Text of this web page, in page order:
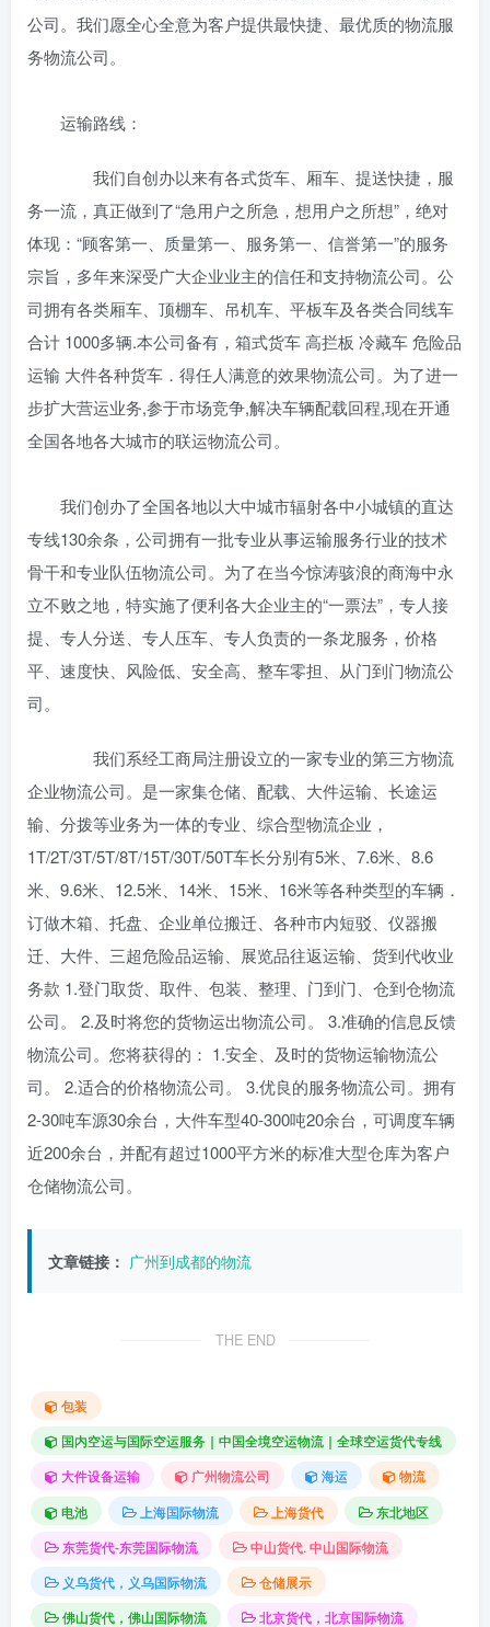
公司。我们愿全心全意为客户提供最快捷、最优质的物流服
务物流公司。
运输路线：
我们自创办以来有各式货车、厢车、提送快捷，服
务一流，真正做到了“急用户之所急，想用户之所想”，绝对
体现：“顾客第一、质量第一、服务第一、信誉第一”的服务
宗旨，多年来深受广大企业业主的信任和支持物流公司。公
司拥有各类厢车、顶棚车、吊机车、平板车及各类合同线车
合计 1000多辆.本公司备有，箱式货车 高拦板 冷藏车 危险品
运输 大件各种货车．得任人满意的效果物流公司。为了进一
步扩大营运业务,参于市场竞争,解决车辆配载回程,现在开通
全国各地各大城市的联运物流公司。
我们创办了全国各地以大中城市辐射各中小城镇的直达
专线130余条，公司拥有一批专业从事运输服务行业的技术
骨干和专业队伍物流公司。为了在当今惊涛骇浪的商海中永
立不败之地，特实施了便利各大企业主的“一票法”，专人接
提、专人分送、专人压车、专人负责的一条龙服务，价格
平、速度快、风险低、安全高、整车零担、从门到门物流公
司。
我们系经工商局注册设立的一家专业的第三方物流
企业物流公司。是一家集仓储、配载、大件运输、长途运
输、分拨等业务为一体的专业、综合型物流企业，
1T/2T/3T/5T/8T/15T/30T/50T车长分别有5米、7.6米、8.6
米、9.6米、12.5米、14米、15米、16米等各种类型的车辆．
订做木箱、托盘、企业单位搬迁、各种市内短驳、仪器搬
迁、大件、三超危险品运输、展览品往返运输、货到代收业
务款 1.登门取货、取件、包装、整理、门到门、仓到仓物流
公司。 2.及时将您的货物运出物流公司。 3.准确的信息反馈
物流公司。您将获得的： 1.安全、及时的货物运输物流公
司。 2.适合的价格物流公司。 3.优良的服务物流公司。拥有
2-30吨车源30余台，大件车型40-300吨20余台，可调度车辆
近200余台，并配有超过1000平方米的标准大型仓库为客户
仓储物流公司。
文章链接： 广州到成都的物流
THE END
包装
国内空运与国际空运服务｜中国全境空运物流｜全球空运货代专线
大件设备运输
广州物流公司 海运
物流
电池
上海国际物流 上海货代
东北地区
东莞货代-东莞国际物流
中山货代. 中山国际物流
义乌货代，义乌国际物流
仓储展示
佛山货代，佛山国际物流
北京货代，北京国际物流